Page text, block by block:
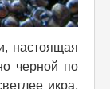
настоящая
черной по
икра,